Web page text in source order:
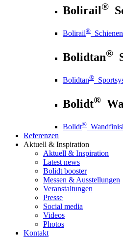
Bolirail®
Bolirail®
Bolidtan®
Bolidtan®
Bolidt®
Bolidt®
Referenzen
Aktuell & Inspiration
Aktuell & Inspiration
Latest news
Bolidt booster
Messen & Ausstellungen
Veranstaltungen
Presse
Social media
Videos
Photos
Kontakt